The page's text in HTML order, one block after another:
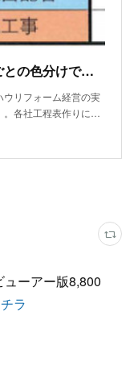
工程表の工夫とノウハウ～業種ごとの色分けで認識ズレ防ぐ
リフォーム経営の実
。各社工程表作りに…
ーアー版8,800
ラ